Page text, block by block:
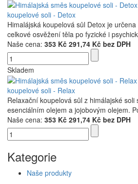
koupelové soli - Detox
Himalájská koupelová sůl Detox je
celkové osvěžení těla po fyzické i
Naše cena: 353 Kč 291,74 Kč bez DPH
Skladem
koupelové soli - Relax
Relaxační koupelová sůl z himálajské soli
esenciálním olejem a jojobovým olejem.
Naše cena: 353 Kč 291,74 Kč bez DPH
Kategorie
Naše produkty